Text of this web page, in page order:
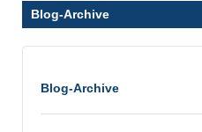
Blog-Archive
Blog-Archive